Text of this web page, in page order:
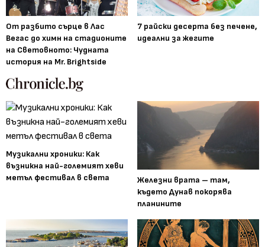
От разбито сърце в Лас
Вегас до химн на стадионите
на Световното: Чудната
история на Mr. Brightside
7 райски десерта без печене,
идеални за жегите
Музикални хроники: Как
възникна най-големият хеви
метъл фестивал в света
Железни врата – там,
където Дунав покорява
планините